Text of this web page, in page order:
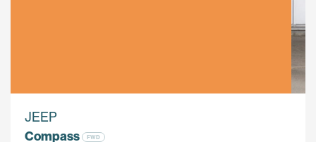
JEEP
Compass
FWD